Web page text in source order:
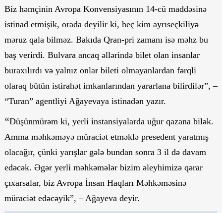
Biz həmçinin Avropa Konvensiyasının 14-cü maddəsinə
istinad etmişik, orada deyilir ki, heç kim ayrıseçkiliyə
məruz qala bilməz. Bakıda Qran-pri zamanı isə məhz bu
baş verirdi. Bulvara ancaq əllərində bilet olan insanlar
buraxılırdı və yalnız onlar bileti olmayanlardan fərqli
olaraq bütün istirahət imkanlarından yararlana bilirdilər”, –
“Turan” agentliyi Ağayevaya istinadən yazır.
“Düşünmürəm ki, yerli instansiyalarda uğur qazana bilək.
Amma məhkəməyə müraciət etməklə presedent yaratmış
olacağır, çünki yarışlar gələ bundan sonra 3 il də davam
edəcək. Əgər yerli məhkəmələr bizim əleyhimizə qərar
çıxarsalar, biz Avropa İnsan Haqları Məhkəməsinə
müraciət edəcəyik”, – Ağayeva deyir.